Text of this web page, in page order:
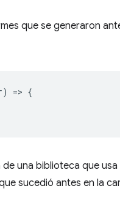
que se generaron
) => {
una biblioteca que usa
sucedió antes en la